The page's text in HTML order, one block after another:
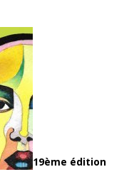
19ème édition